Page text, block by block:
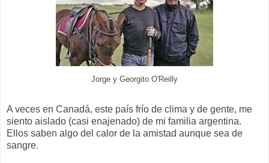
Jorge y Georgito O'Reilly
A veces en Canadá, este país frío de clima y de gente, me
siento aislado (casi enajenado) de mi familia argentina.
Ellos saben algo del calor de la amistad aunque sea de
sangre.